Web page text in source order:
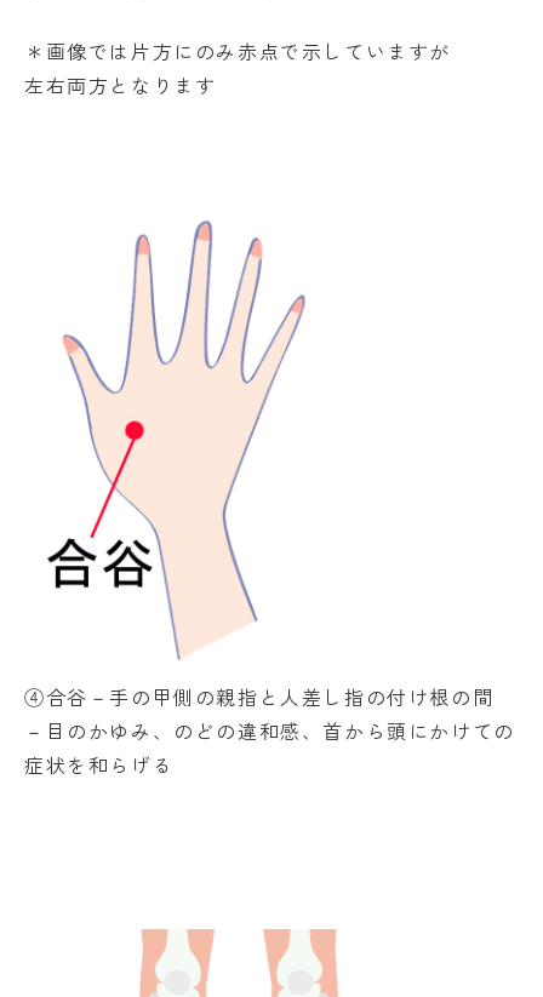
＊画像では片方にのみ赤点で示していますが
左右両方となります
④合谷－手の甲側の親指と人差し指の付け根の間
－目のかゆみ、のどの違和感、首から頭にかけての
症状を和らげる